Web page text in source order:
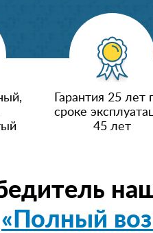
Гарантия 25 лет
сроке
45 лет
«Полный